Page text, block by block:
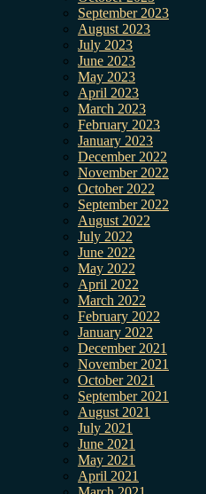
September 2023
August 2023
July 2023
June 2023
May 2023
April 2023
March 2023
February 2023
January 2023
December 2022
November 2022
October 2022
September 2022
August 2022
July 2022
June 2022
May 2022
April 2022
March 2022
February 2022
January 2022
December 2021
November 2021
October 2021
September 2021
August 2021
July 2021
June 2021
May 2021
April 2021